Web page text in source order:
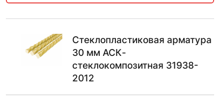
Стеклопластиковая арматура
30 мм АСК-
стеклокомпозитная 31938-
2012